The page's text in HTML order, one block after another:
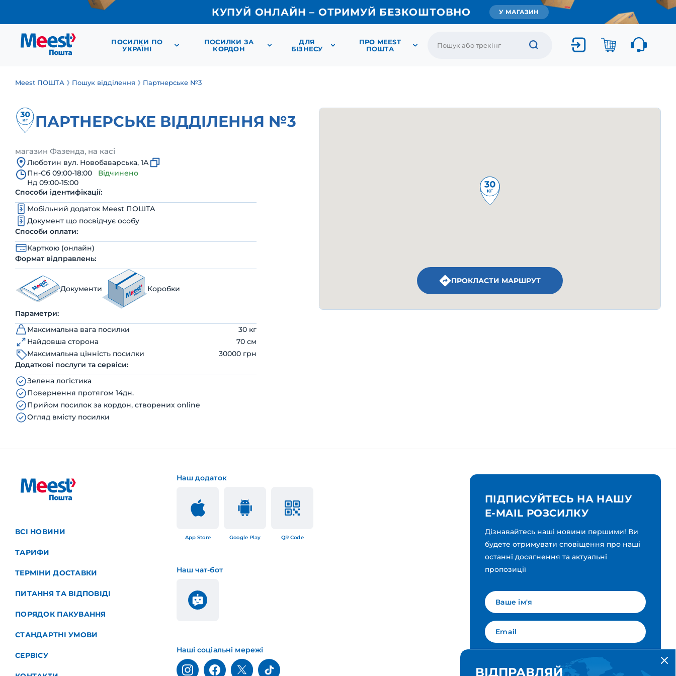
КУПУЙ ОНЛАЙН – ОТРИМУЙ БЕЗКОШТОВНО У МАГАЗИН
ПОСИЛКИ ПО
УКРАЇНІ
ПОСИЛКИ ЗА
КОРДОН
ДЛЯ
БІЗНЕСУ
ПРО MEEST
ПОШТА
Meest ПОШТА Пошук відділення Партнерське №3
ПАРТНЕРСЬКЕ ВІДДІЛЕННЯ №3
магазин Фазенда, на касі
Люботин вул. Новобаварська, 1А
Пн-Сб 09:00-18:00
Відчинено
Нд 09:00-15:00
Способи ідентифікації:
Мобільний додаток Meest ПОШТА
Документ що посвідчує особу
Способи оплати:
Карткою (онлайн)
Формат відправлень:
Документи Коробки
Параметри:
Максимальна вага посилки
30 кг
Найдовша сторона
70 см
Максимальна цінність посилки
30000 грн
Додаткові послуги та сервіси:
Зелена логістика
Повернення протягом 14дн.
Прийом посилок за кордон, створених online
Огляд вмісту посилки
ПРОКЛАСТИ МАРШРУТ
ВСІ НОВИНИ
ТАРИФИ
ТЕРМІНИ ДОСТАВКИ
ПИТАННЯ ТА ВІДПОВІДІ
ПОРЯДОК ПАКУВАННЯ
СТАНДАРТНІ УМОВИ
СЕРВІСУ
Наш додаток
App Store Google Play QR Code
Наш чат-бот
Наші соціальні мережі
ПІДПИСУЙТЕСЬ НА НАШУ
E-MAIL РОЗСИЛКУ
Дізнавайтесь наші новини першими! Ви
будете отримувати сповіщення про наші
останні досягнення та актуальні
пропозиції
Мова для вашої розсилки Українська
ВІДПРАВЛЯЙ